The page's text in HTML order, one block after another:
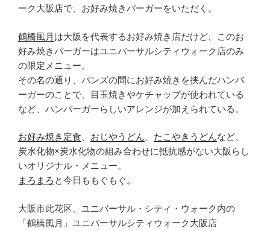
ーク大阪店で、お好み焼きバーガーをいただく。
鶴橋風月 は大阪を代表するお好み焼き店だけど、このお
好み焼きバーガーはユニバーサルシティウォーク店のみ
の限定メニュー。
その名の通り、バンズの間にお好み焼きを挟んだハンバ
ーガーのことで、目玉焼きやケチャップが使われている
など、ハンバーガーらしいアレンジが加えられている。
お好み焼き定食 おじやうどん たこやきうどんなど、
炭水化物×炭水化物の組み合わせに抵抗感がない大阪らし
いオリジナル・メニュー。
まろまろ と今日ももぐもぐ。
大阪市此花区、ユニバーサル・シティ・ウォーク内の
「鶴橋風月」ユニバーサルシティウォーク大阪店